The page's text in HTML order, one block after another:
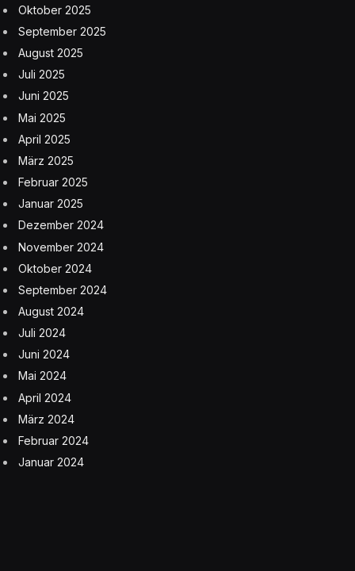
Oktober 2025
September 2025
August 2025
Juli 2025
Juni 2025
Mai 2025
April 2025
März 2025
Februar 2025
Januar 2025
Dezember 2024
November 2024
Oktober 2024
September 2024
August 2024
Juli 2024
Juni 2024
Mai 2024
April 2024
März 2024
Februar 2024
Januar 2024